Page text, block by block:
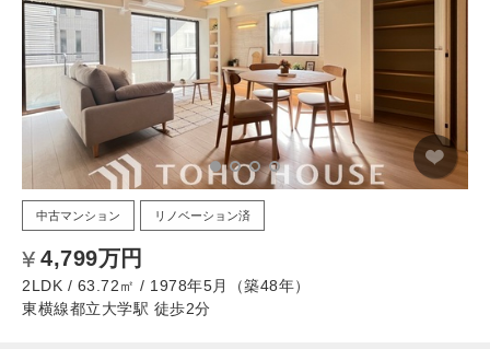
中古マンション リノベーション済
4,799万円
2LDK / 63.72㎡ / 1978年5月（築48年）
東横線都立大学駅 徒歩2分